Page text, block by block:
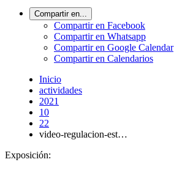
Compartir en...
Compartir en Facebook
Compartir en Whatsapp
Compartir en Google Calendar
Compartir en Calendarios
Inicio
actividades
2021
10
22
video-regulacion-est…
Exposición: